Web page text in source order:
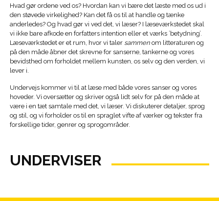
Hvad gør ordene ved os? Hvordan kan vi bære det læste med os ud i
den støvede virkelighed? Kan det få os til at handle og tænke
anderledes? Og hvad gør vi ved det, vi læser? I læseværkstedet skal
vi ikke bare afkode en forfatters intention eller et værks ’betydning’.
Læseværkstedet er et rum, hvor vi taler sammen om litteraturen og
på den måde åbner det skrevne for sanserne, tankerne og vores
bevidsthed om forholdet mellem kunsten, os selv og den verden, vi
lever i.
Undervejs kommer vi til at læse med både vores sanser og vores
hoveder. Vi oversætter og skriver også lidt selv for på den måde at
være i en tæt samtale med det, vi læser. Vi diskuterer detaljer, sprog
og stil, og vi forholder os til en spraglet vifte af værker og tekster fra
forskellige tider, genrer og sprogområder.
UNDERVISER